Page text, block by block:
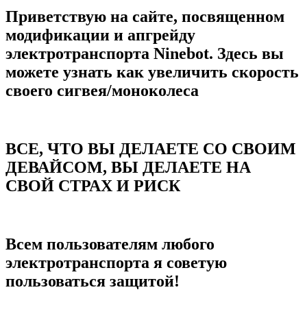
Приветствую на сайте, посвященном
модификации и апгрейду
электротранспорта Ninebot. Здесь вы
можете узнать как увеличить скорость
своего сигвея/моноколеса
ВСЕ, ЧТО ВЫ ДЕЛАЕТЕ СО СВОИМ
ДЕВАЙСОМ, ВЫ ДЕЛАЕТЕ НА
СВОЙ СТРАХ И РИСК
Всем пользователям любого
электротранспорта я советую
пользоваться защитой!